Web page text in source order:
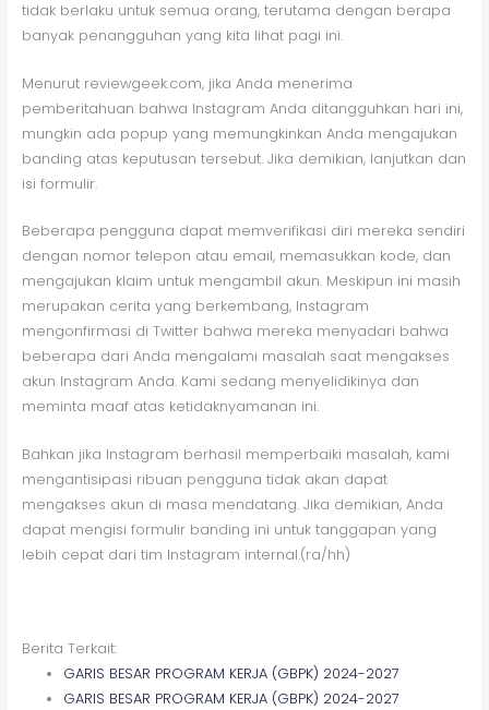
tidak berlaku untuk semua orang, terutama dengan berapa
banyak penangguhan yang kita lihat pagi ini.
Menurut reviewgeek.com, jika Anda menerima
pemberitahuan bahwa Instagram Anda ditangguhkan hari ini,
mungkin ada popup yang memungkinkan Anda mengajukan
banding atas keputusan tersebut. Jika demikian, lanjutkan dan
isi formulir.
Beberapa pengguna dapat memverifikasi diri mereka sendiri
dengan nomor telepon atau email, memasukkan kode, dan
mengajukan klaim untuk mengambil akun. Meskipun ini masih
merupakan cerita yang berkembang, Instagram
mengonfirmasi di Twitter bahwa mereka menyadari bahwa
beberapa dari Anda mengalami masalah saat mengakses
akun Instagram Anda. Kami sedang menyelidikinya dan
meminta maaf atas ketidaknyamanan ini.
Bahkan jika Instagram berhasil memperbaiki masalah, kami
mengantisipasi ribuan pengguna tidak akan dapat
mengakses akun di masa mendatang. Jika demikian, Anda
dapat mengisi formulir banding ini untuk tanggapan yang
lebih cepat dari tim Instagram internal.(ra/hh)
Berita Terkait:
GARIS BESAR PROGRAM KERJA (GBPK) 2024-2027
GARIS BESAR PROGRAM KERJA (GBPK) 2024-2027